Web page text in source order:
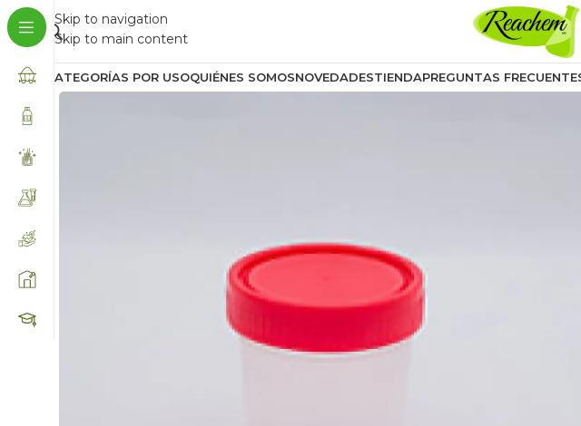
Skip to navigation
Skip to main content
CATEGORÍAS POR USOQUIÉNES SOMOSNOVEDADESTIENDAPREGUNTAS